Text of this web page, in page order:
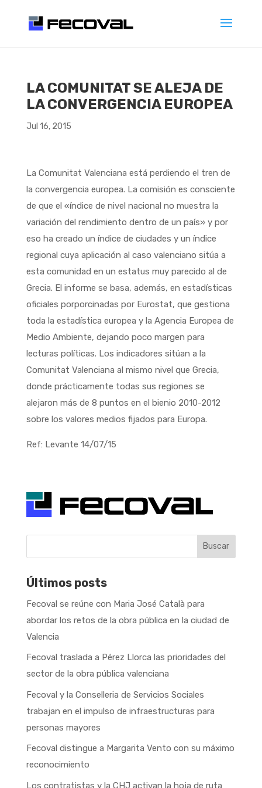
LA COMUNITAT SE ALEJA DE
LA CONVERGENCIA EUROPEA
Jul 16, 2015
La Comunitat Valenciana está perdiendo el tren de
la convergencia europea. La comisión es consciente
de que el «índice de nivel nacional no muestra la
variación del rendimiento dentro de un país» y por
eso ha creado un índice de ciudades y un índice
regional cuya aplicación al caso valenciano sitúa a
esta comunidad en un estatus muy parecido al de
Grecia. El informe se basa, además, en estadísticas
oficiales porporcinadas por Eurostat, que gestiona
toda la estadística europea y la Agencia Europea de
Medio Ambiente, dejando poco margen para
lecturas políticas. Los indicadores sitúan a la
Comunitat Valenciana al mismo nivel que Grecia,
donde prácticamente todas sus regiones se
alejaron más de 8 puntos en el bienio 2010-2012
sobre los valores medios fijados para Europa.
Ref: Levante 14/07/15
Buscar
Últimos posts
Fecoval se reúne con Maria José Català para
abordar los retos de la obra pública en la ciudad de
Valencia
Fecoval traslada a Pérez Llorca las prioridades del
sector de la obra pública valenciana
Fecoval y la Conselleria de Servicios Sociales
trabajan en el impulso de infraestructuras para
personas mayores
Fecoval distingue a Margarita Vento con su máximo
reconocimiento
Los contratistas y la CHJ activan la hoja de ruta